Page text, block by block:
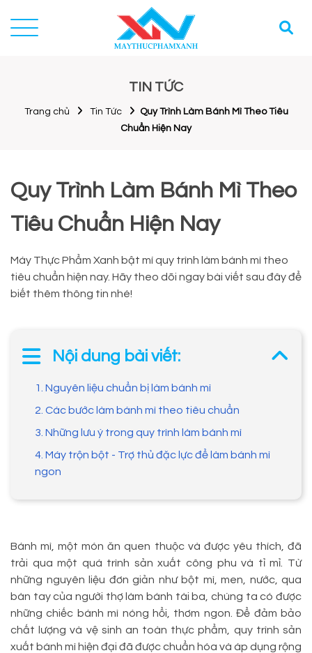
TIN TỨC
Trang chủ Tin Tức
Quy Trình Làm Bánh Mì Theo Tiêu
Chuẩn Hiện Nay
Quy Trình Làm Bánh Mì Theo
Tiêu Chuẩn Hiện Nay
Máy Thực Phẩm Xanh bật mí quy trình làm bánh mì theo
tiêu chuẩn hiện nay. Hãy theo dõi ngay bài viết sau đây để
biết thêm thông tin nhé!
Nội dung bài viết:
1. Nguyên liệu chuẩn bị làm bánh mì
2. Các bước làm bánh mì theo tiêu chuẩn
3. Những lưu ý trong quy trình làm bánh mì
4. Máy trộn bột - Trợ thủ đặc lực để làm bánh mì
ngon
Bánh mì, một món ăn quen thuộc và được yêu thích, đã
trải qua một quá trình sản xuất công phu và tỉ mỉ. Từ
những nguyên liệu đơn giản như bột mì, men, nước, qua
bàn tay của người thợ làm bánh tài ba, chúng ta có được
những chiếc bánh mì nóng hổi, thơm ngon. Để đảm bảo
chất lượng và vệ sinh an toàn thực phẩm, quy trình sản
xuất bánh mì hiện đại đã được chuẩn hóa và áp dụng rộng